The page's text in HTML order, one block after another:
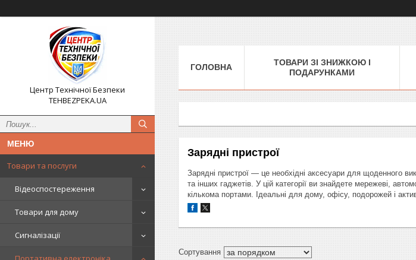
Центр Технічної Безпеки
TEHBEZPEKA.UA
Товари та послуги
Відеоспостереження
Товари для дому
Сигналізації
ГОЛОВНА
ТОВАРИ ЗІ ЗНИЖКОЮ І
ПОДАРУНКАМИ
Зарядні пристрої
Зарядні пристрої — це необхідні аксесуари для щоденного
та інших гаджетів. У цій категорії ви знайдете мережеві,
кількома портами. Ідеальні для дому, офісу, подорожей і